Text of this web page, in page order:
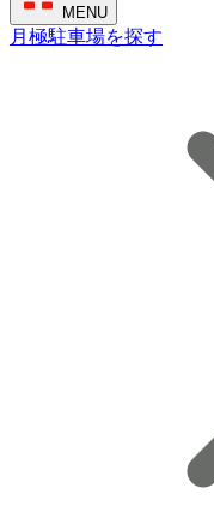
MENU
月極駐車場を探す